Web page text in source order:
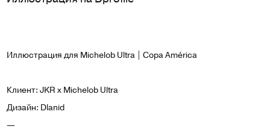
Иллюстрация для Michelob Ultra | Copa América
Клиент: JKR x Michelob Ultra
Дизайн: Dlanid
—